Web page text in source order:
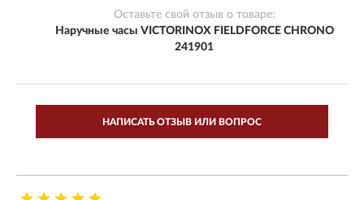
Оставьте свой отзыв о товаре:
Наручные часы VICTORINOX FIELDFORCE CHRONO
241901
НАПИСАТЬ ОТЗЫВ ИЛИ ВОПРОС